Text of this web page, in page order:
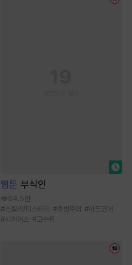
웹툰 부식인
94.5만
#스릴러/미스터리 #후방주의 #하드코어
#시리어스 #고수위